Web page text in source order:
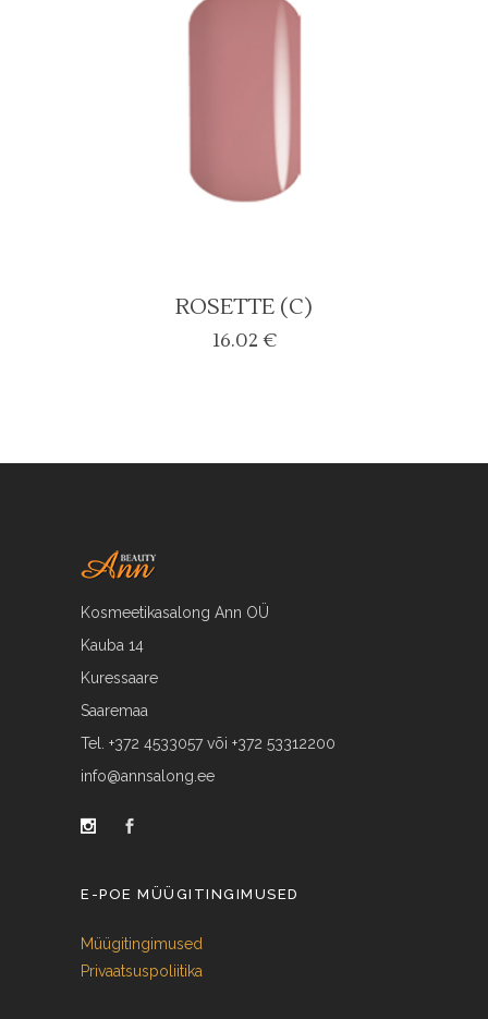
ROSETTE (C)
16.02 €
Kosmeetikasalong Ann OÜ
Kauba 14
Kuressaare
Saaremaa
Tel. +372 4533057 või +372 53312200
info@annsalong.ee
E-POE MÜÜGITINGIMUSED
Müügitingimused
Privaatsuspoliitika